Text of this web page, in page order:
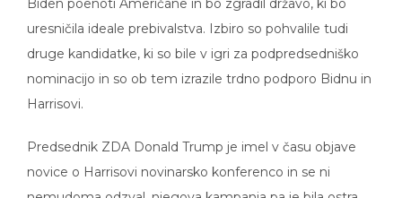
uresničila ideale prebivalstva. Izbiro so pohvalile tudi
druge kandidatke, ki so bile v igri za podpredsedniško
nominacijo in so ob tem izrazile trdno podporo Bidnu in
Harrisovi.
novice o Harrisovi novinarsko konferenco in se ni